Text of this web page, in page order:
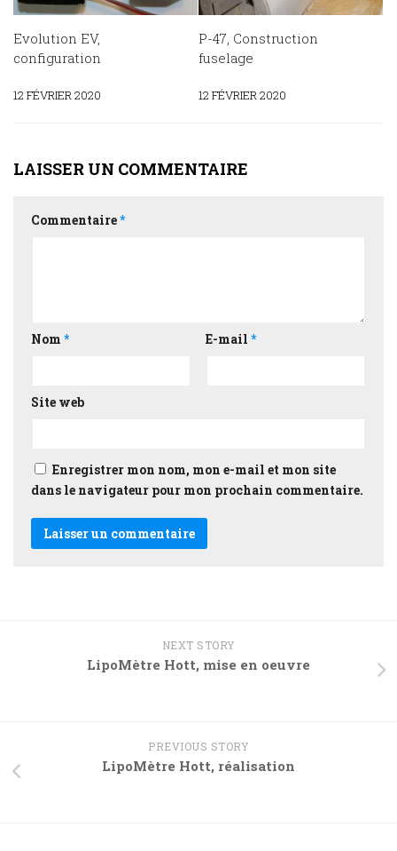
Evolution EV,
configuration
12 FÉVRIER 2020
P-47, Construction
fuselage
12 FÉVRIER 2020
LAISSER UN COMMENTAIRE
Commentaire*
Nom * E-mail *
Site web
Enregistrer mon nom, mon e-mail et mon site
dans le navigateur pour mon prochain commentaire.
NEXT STORY
LipoMètre Hott, mise en oeuvre
PREVIOUS STORY
LipoMètre Hott, réalisation